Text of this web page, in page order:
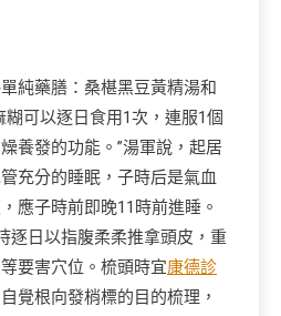
純藥膳：桑椹黑豆黃精湯和
糊可以逐日食用1次，連服1個
養發的功能。”湯軍說，起居
充分的睡眠，子時后是氣血
應子時前即晚11時前進睡。
逐日以指腹柔柔推拿頭皮，重
要害穴位。梳頭時宜康德診
覺根向發梢標的目的梳理，